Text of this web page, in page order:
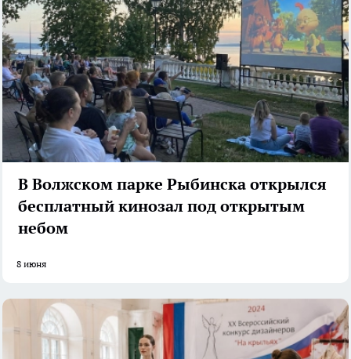
В Волжском парке Рыбинска открылся
бесплатный кинозал под открытым
небом
8 июня